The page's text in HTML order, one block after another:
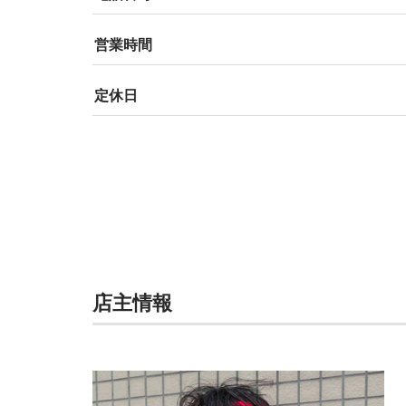
営業時間
定休日
店主情報